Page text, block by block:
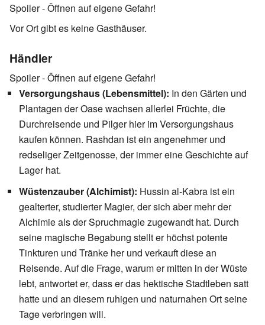
Spoiler - Öffnen auf eigene Gefahr!
Vor Ort gibt es keine Gasthäuser.
Händler
Spoiler - Öffnen auf eigene Gefahr!
Versorgungshaus (Lebensmittel): In den Gärten und
Plantagen der Oase wachsen allerlei Früchte, die
Durchreisende und Pilger hier im Versorgungshaus
kaufen können. Rashdan ist ein angenehmer und
redseliger Zeitgenosse, der immer eine Geschichte auf
Lager hat.
Wüstenzauber (Alchimist): Hussin al-Kabra ist ein
gealterter, studierter Magier, der sich aber mehr der
Alchimie als der Spruchmagie zugewandt hat. Durch
seine magische Begabung stellt er höchst potente
Tinkturen und Tränke her und verkauft diese an
Reisende. Auf die Frage, warum er mitten in der Wüste
lebt, antwortet er, dass er das hektische Stadtleben satt
hatte und an diesem ruhigen und naturnahen Ort seine
Tage verbringen will.